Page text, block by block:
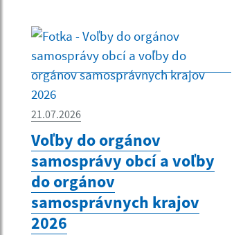
21.07.2026
Voľby do orgánov
samosprávy obcí a voľby
do orgánov
samosprávnych krajov
2026